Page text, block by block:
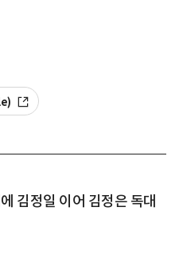
김정일 이어 김정은 독대